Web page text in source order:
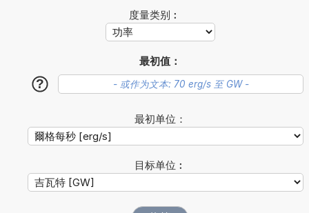
度量类别︰
最初值：
?
最初单位：
目标单位︰